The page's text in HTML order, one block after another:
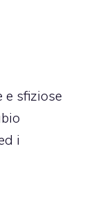
e sfiziose
i